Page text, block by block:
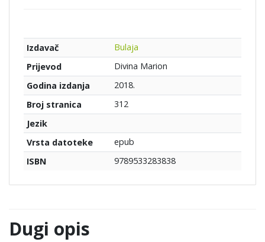
Izdavač
Bulaja
Prijevod
Divina Marion
Godina izdanja
2018.
Broj stranica
312
Jezik
Vrsta datoteke
epub
ISBN
9789533283838
Dugi opis